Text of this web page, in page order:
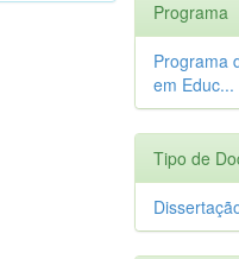
Programa
Programa
em Educ...
Tipo de